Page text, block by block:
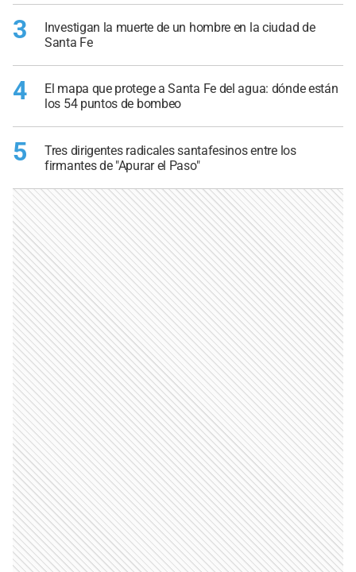
3
Investigan la muerte de un hombre en la ciudad de
Santa Fe
4
El mapa que protege a Santa Fe del agua: dónde están
los 54 puntos de bombeo
5
Tres dirigentes radicales santafesinos entre los
firmantes de "Apurar el Paso"